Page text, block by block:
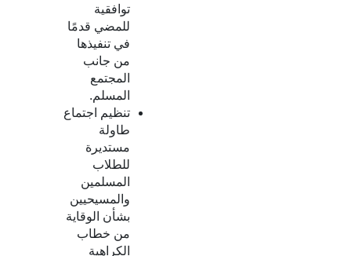
توافقية
للمضي قدمًا
في تنفيذها
من جانب
المجتمع
المسلم.
تنظيم اجتماع
طاولة
مستديرة
للطلاب
المسلمين
والمسيحيين
بشأن الوقاية
من خطاب
الكراهية